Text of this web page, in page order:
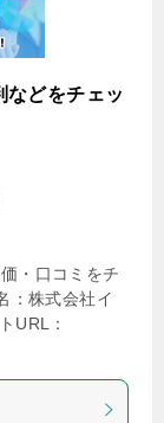
などをチェッ
・口コミをチ
：株式会社イ
URL：